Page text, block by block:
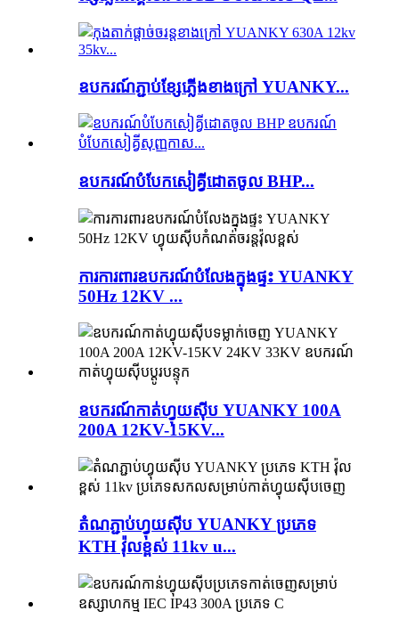
ឧបករណ៍ភ្ជាប់ខ្សែភ្លើងខាងក្រៅ YUANKY...
ឧបករណ៍​បំបែក​សៀគ្វី​ដោត​ចូល BHP...
ការការពារឧបករណ៍បំលែងក្នុងផ្ទះ YUANKY
50Hz 12KV ...
ឧបករណ៍កាត់ហ្វុយស៊ីប YUANKY 100A
200A 12KV-15KV...
តំណភ្ជាប់ហ្វុយស៊ីប YUANKY ប្រភេទ
KTH វ៉ុលខ្ពស់ 11kv u...